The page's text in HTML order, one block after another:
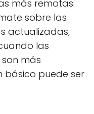
más remotas.
sobre las
actualizadas,
las
más
básico puede ser